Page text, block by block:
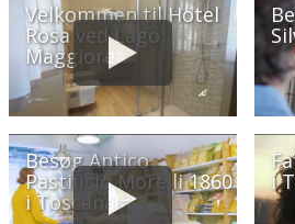
Velkommen til Hotel
Rosa ved Lago
Maggiore
Besøg Antico
Pastificio Morelli 1860
i Toscana
i